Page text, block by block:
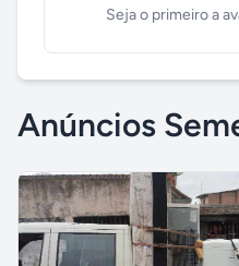
Seja o primeiro a
Anúncios